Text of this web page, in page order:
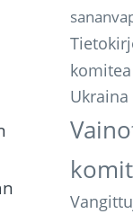
komitea
Ukraina